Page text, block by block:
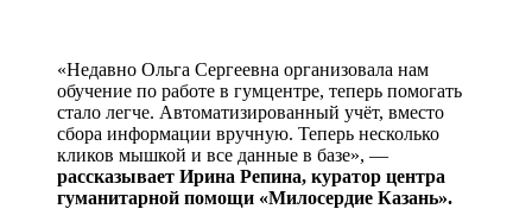
«Недавно Ольга Сергеевна организовала нам
обучение по работе в гумцентре, теперь помогать
стало легче. Автоматизированный учёт, вместо
сбора информации вручную. Теперь несколько
кликов мышкой и все данные в базе», —
рассказывает Ирина Репина, куратор центра
гуманитарной помощи «Милосердие Казань».